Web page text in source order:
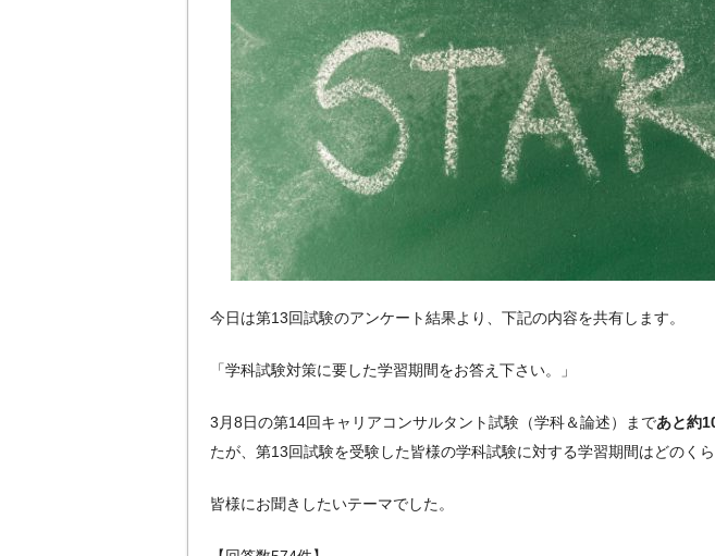
今日は第13回試験のアンケート結果より、下記の内容を共有します。
「学科試験対策に要した学習期間をお答え下さい。」
3月8日の第14回キャリアコンサルタント試験（学科＆論述）まであと約
たが、第13回試験を受験した皆様の学科試験に対する学習期間はどのく
皆様にお聞きしたいテーマでした。